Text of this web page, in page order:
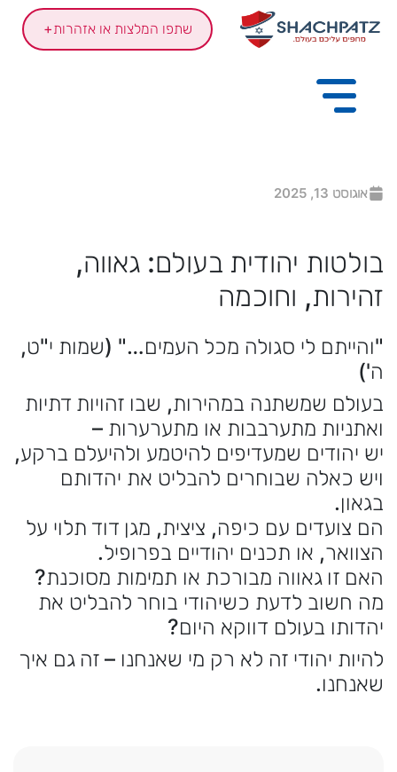
שתפו המלצות או אזהרות+
אוגוסט 13, 2025
בולטות יהודית בעולם: גאווה,
זהירות, וחוכמה
"והייתם לי סגולה מכל העמים…" (שמות י"ט,
ה')
בעולם שמשתנה במהירות, שבו זהויות דתיות
ואתניות מתערבבות או מתערערות –
יש יהודים שמעדיפים להיטמע ולהיעלם ברקע,
ויש כאלה שבוחרים להבליט את יהדותם
בגאון.
הם צועדים עם כיפה, ציצית, מגן דוד תלוי על
הצוואר, או תכנים יהודיים בפרופיל.
האם זו גאווה מבורכת או תמימות מסוכנת?
מה חשוב לדעת כשיהודי בוחר להבליט את
יהדותו בעולם דווקא היום?
להיות יהודי זה לא רק מי שאנחנו – זה גם איך
שאנחנו.